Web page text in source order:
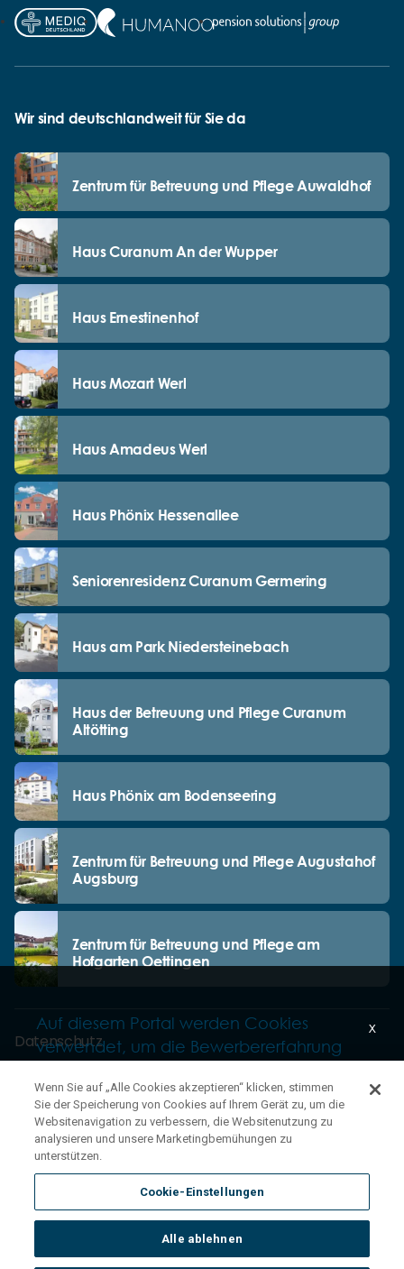
Wir sind deutschlandweit für Sie da
Zentrum für Betreuung und Pflege Auwaldhof
Haus Curanum An der Wupper
Haus Ernestinenhof
Haus Mozart Werl
Haus Amadeus Werl
Haus Phönix Hessenallee
Seniorenresidenz Curanum Germering
Haus am Park Niedersteinebach
Haus der Betreuung und Pflege Curanum
Altötting
Haus Phönix am Bodenseering
Zentrum für Betreuung und Pflege Augustahof
Augsburg
Zentrum für Betreuung und Pflege am
Hofgarten Oettingen
© 2026 Korian Deutschland GmbH
Datenschutz
Einkaufsbedingungen
Haftungsausschluss
Impressum
Sitemap
Auf diesem Portal werden Cookies
verwendet, um die Bewerbererfahrung
Interaktionsdaten, die wir von unseren
Besuchern speichern, sind anonym.
Erfahren Sie in unserer
Datenschutzerklärung
OKAY
x
Wenn Sie auf „Alle Cookies akzeptieren“ klicken, stimmen
Sie der Speicherung von Cookies auf Ihrem Gerät zu, um die
Websitenavigation zu verbessern, die Websitenutzung zu
analysieren und unsere Marketingbemühungen zu
unterstützen.
Cookie-Einstellungen
Alle ablehnen